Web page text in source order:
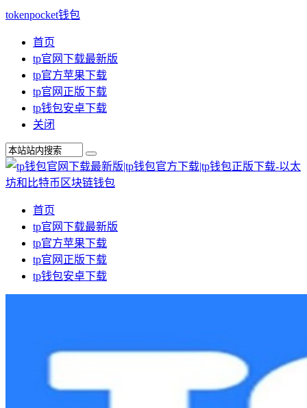
tokenpocket钱包
首页
tp官网下载最新版
tp官方苹果下载
tp官网正版下载
tp钱包安卓下载
关闭
首页
tp官网下载最新版
tp官方苹果下载
tp官网正版下载
tp钱包安卓下载